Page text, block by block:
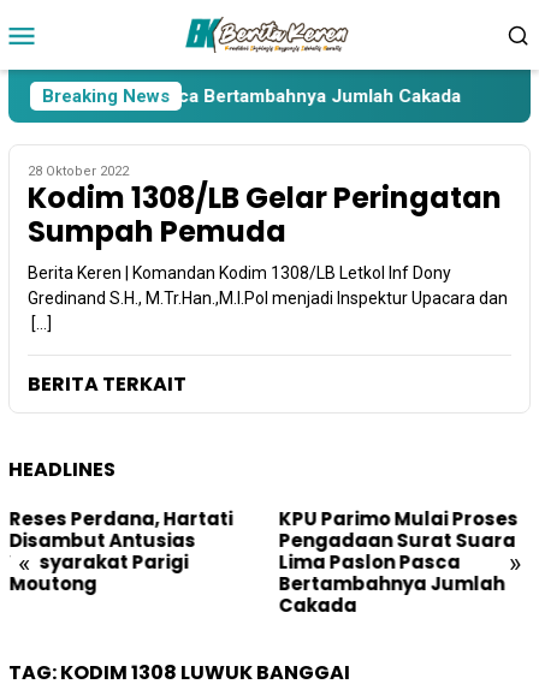
ke
Mobile
Breaking News
Lima Paslon Pasca Bertambahnya Jumlah Cakada
28 Oktober 2022
Kodim 1308/LB Gelar Peringatan
Sumpah Pemuda
Berita Keren | Komandan Kodim 1308/LB Letkol Inf Dony
Gredinand S.H., M.Tr.Han.,M.I.Pol menjadi Inspektur Upacara dan
[…]
BERITA TERKAIT
HEADLINES
« »
Reses Perdana, Hartati
Disambut Antusias
Masyarakat Parigi
Moutong
KPU Parimo Mulai Proses
Pengadaan Surat Suara
Lima Paslon Pasca
Bertambahnya Jumlah
Cakada
TAG:KODIM 1308 LUWUK BANGGAI